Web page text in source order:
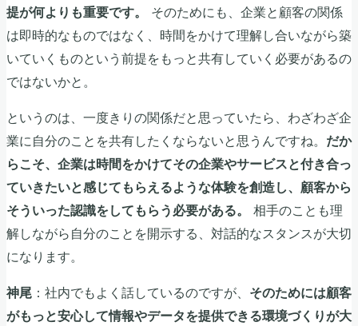
提が何よりも重要です。
そのためにも、企業と顧客の関係
は即時的なものではなく、時間をかけて理解し合いながら築
いていくものという前提をもっと共有していく必要があるの
ではないかと。
というのは、一度きりの関係だと思っていたら、わざわざ企
業に自分のことを共有したくならないと思うんですね。 だか
らこそ、企業は時間をかけてその企業やサービスと付き合っ
ていきたいと感じてもらえるような体験を創造し、顧客から
そういった認識をしてもらう必要がある。
相手のことも理
解しながら自分のことを開示する、対話的なスタンスが大切
になります。
神尾 ：社内でもよく話しているのですが、 そのためには顧客
がもっと安心して情報やデータを提供できる環境づくりが大